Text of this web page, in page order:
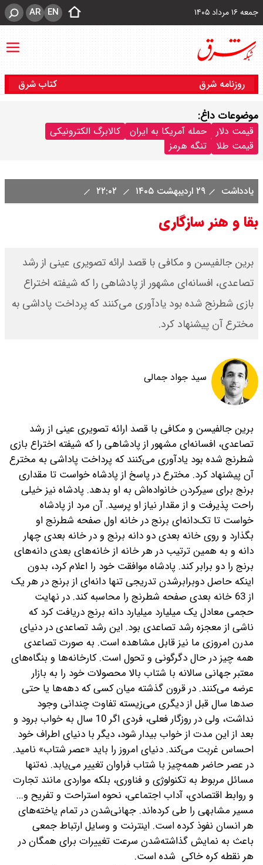
جمعه ۱۶ مرداد ۱۴۰۵ EN
AR
روزنامه شرق کتاب شرق
موضوعات داغ:
قیمت دلار حمله آمریکا به ایران
کالابرگ الکترونیکی
قیمت طلا
تنگه هرمز
یادداشت ۲۹ اردیبهشت ۱۴۰۵
بقا و هنر سازگاری
برین جالفیسن و مکافی با قصد ارائه تصویری عینی از رشد
تصاعدی، افسانه‌ای مشهور از پادشاهی را که شیفته اختراع
بازی شطرنج شده بود ‌یادآوری می‌کنند‌ که پرداخت پاداشی به
مخترع آن پیشنهاد کرد.
سید جواد جمالی
برین جالفیسن و مکافی با قصد ارائه تصویری عینی از رشد
تصاعدی، افسانه‌ای مشهور از پادشاهی را که شیفته اختراع بازی
شطرنج شده بود ‌یادآوری می‌کنند‌ که پرداخت پاداشی به مخترع
آن پیشنهاد کرد. مخترع در پاسخ از پادشاه خواست تا مقداری
برنج ‌برای سیر‌کردن خانواده‌اش به او بدهد. پادشاه نیز خیلی
راحت پذیرفت و از مقدار نیاز او پرسید. آن مرد از پادشاه
خواست تا تک‌دانه‌ای برنج در خانه اول صفحه شطرنج او
بگذارد و روی خانه بعدی دو دانه برنج و در خانه بعدی چهار
دانه و به همین ترتیب در هر خانه از خانه‌های بعدی دانه‌های
برنج را دو برابر کند. پادشاه موافقت خود را اعلام کرد، بدون
اینکه حاصل دو‌برابر‌شدن تدریجی تنها دانه‌ای از برنج در هر یک
از 63 خانه بعدی صفحه شطرنج را محاسبه کند. در نهایت
حجمی معادل یک میلیارد میلیارد دانه برنج دریافت کرد که
ناشی از معجزه رشد تصاعدی بود. این رشد تصاعدی در دنیای
مدرن امروزی ما نیز قابل مشاهده است. به صورت تصاعدی
همه چیز در حال دگرگونی و تحول است. کارخانه‌ها‌ و بنگاه‌های
معتبر جهانی سالانه با شتاب بالا محصولات خود را به بازار
عرضه می‌کنند. در قرون گذشته میان کسی که دهه‌ها ‌یا حتی
صدها سال قبل از دیگری می‌زیسته تفاوت چندانی وجود
نداشت، ولی در روزگار فعلی، فردی اگر 10 سال به خواب برود و
بعد از این مدت از خواب بیدار شود، دیگر با دنیای اطراف خود
احساس غربت می‌کند. دنیای امروز را باید «عصر شتاب» نامید.
در عصر حاضر همه‌چیز با شتاب فراوان تغییر می‌یابد. نه‌تنها
مسائل مربوط به تکنولوژی و فناوری، بلکه مواردی مانند تجارت
و روابط اقتصادی، آداب اجتماعی، نحوه استراحت و تفریح و‌...
مسیر مشابهی را طی کرده‌اند. جهانی‌شدن در تمام یاخته‌های
هر انسان نفوذ کرده است. اینترنت و وسایل ارتباط جمعی
باعث به نمایش گذاشته‌شدن سرعت تغییرات برای همگان در
هر نقطه کره خاکی شده است.